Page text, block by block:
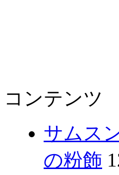
コンテンツ
サムス
の粉飾